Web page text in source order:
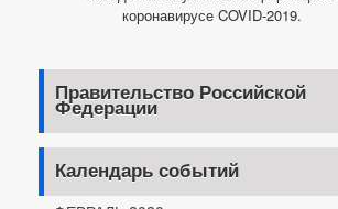
коронавирусе COVID-2019.
Правительство Российской
Федерации
Календарь событий